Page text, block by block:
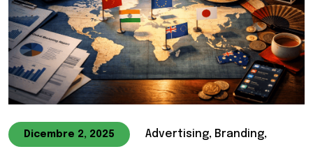
Dicembre 2, 2025
Advertising, Branding,